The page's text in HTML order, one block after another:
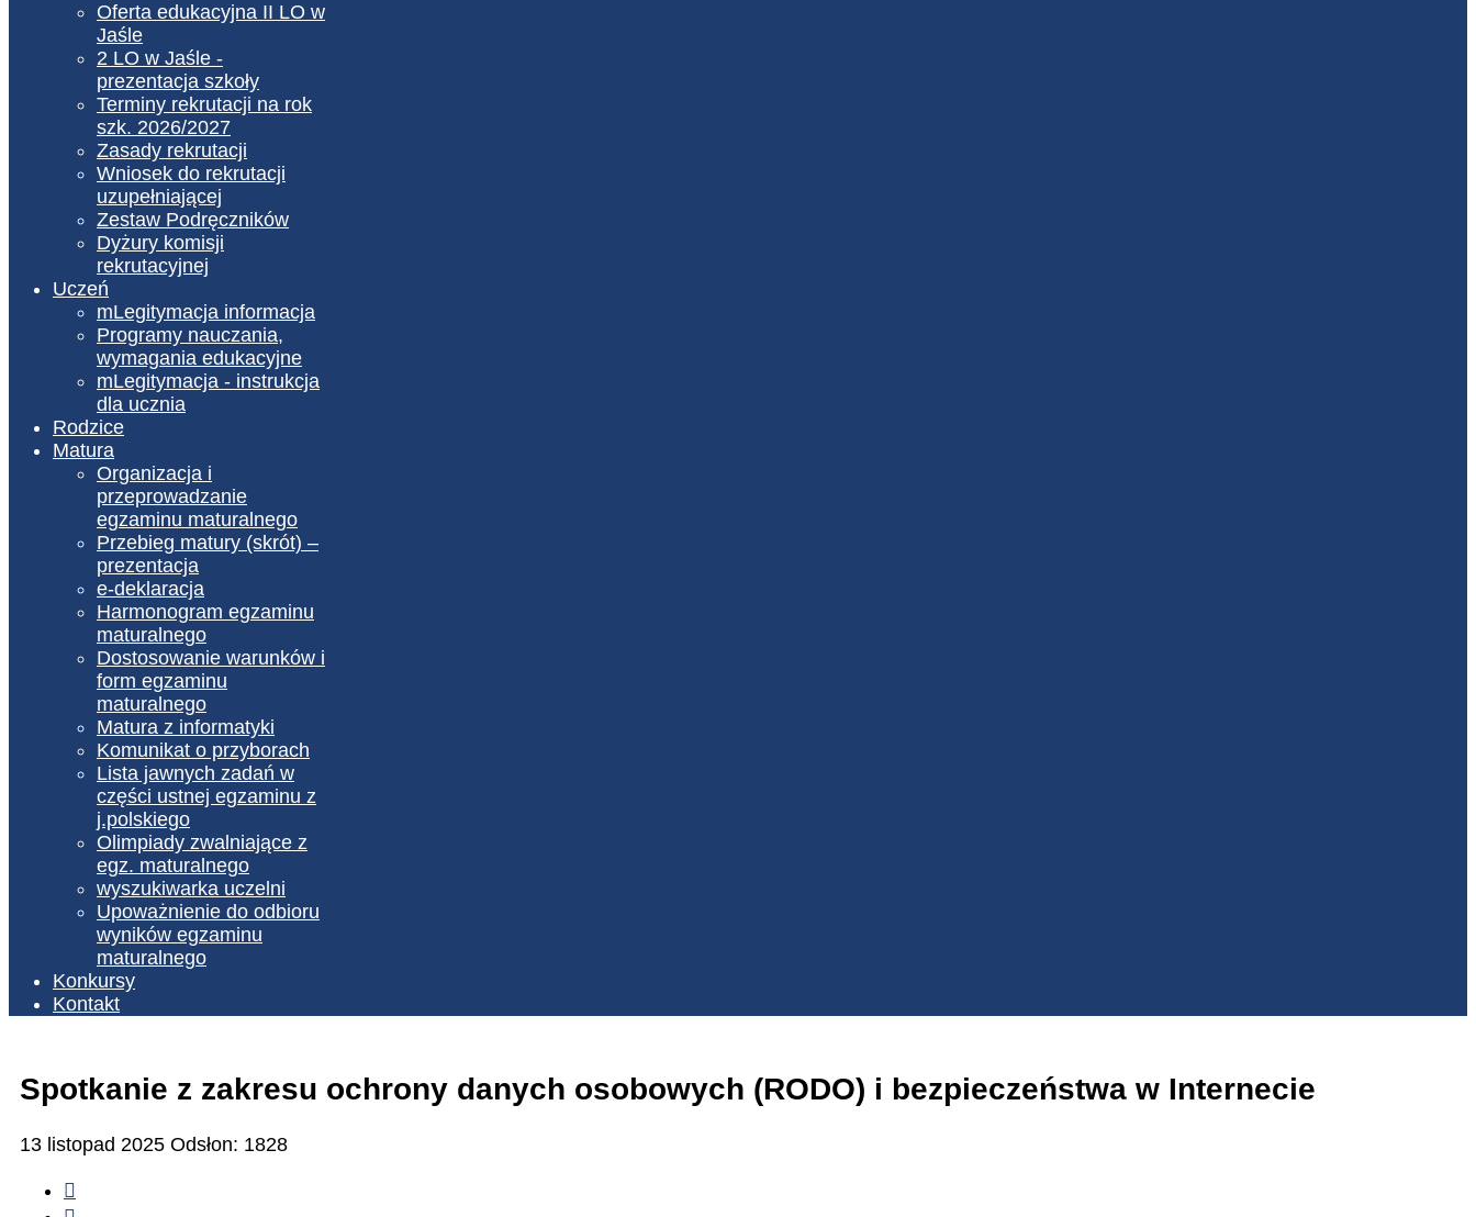
Oferta edukacyjna II LO w
Jaśle
2 LO w Jaśle -
prezentacja szkoły
Terminy rekrutacji na rok
szk. 2026/2027
Zasady rekrutacji
Wniosek do rekrutacji
uzupełniającej
Zestaw Podręczników
Dyżury komisji
rekrutacyjnej
Uczeń
mLegitymacja informacja
Programy nauczania,
wymagania edukacyjne
mLegitymacja - instrukcja
dla ucznia
Rodzice
Matura
Organizacja i
przeprowadzanie
egzaminu maturalnego
Przebieg matury (skrót) –
prezentacja
e-deklaracja
Harmonogram egzaminu
maturalnego
Dostosowanie warunków i
form egzaminu
maturalnego
Matura z informatyki
Komunikat o przyborach
Lista jawnych zadań w
części ustnej egzaminu z
j.polskiego
Olimpiady zwalniające z
egz. maturalnego
wyszukiwarka uczelni
Upoważnienie do odbioru
wyników egzaminu
maturalnego
Konkursy
Kontakt
Spotkanie z zakresu ochrony danych osobowych (RODO) i bezpieczeństwa w Internecie
13 listopad 2025 Odsłon: 1828